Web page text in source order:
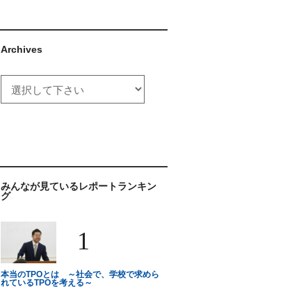
Archives
みんなが見ているレポートランキン
グ
1
本当のTPOとは ～社会で、学校で求めら
れているTPOを考える～